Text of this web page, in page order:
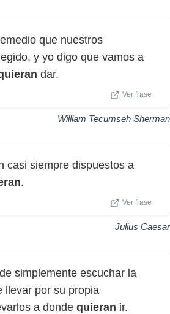
que nuestros
y yo digo que vamos a
dar.
Ver frase
William Tecumseh Sherman
casi siempre dispuestos a
.
Ver frase
Julius Caesar
simplemente escuchar la
llevar por su propia
a donde quieran ir.